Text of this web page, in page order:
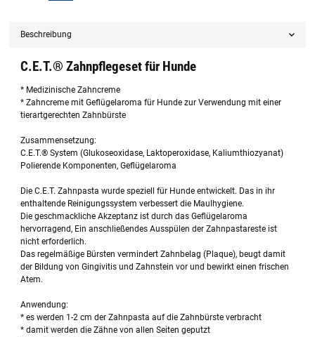
Beschreibung
C.E.T.® Zahnpflegeset für Hunde
* Medizinische Zahncreme
* Zahncreme mit Geflügelaroma für Hunde zur Verwendung mit einer
tierartgerechten Zahnbürste
Zusammensetzung:
C.E.T.® System (Glukoseoxidase, Laktoperoxidase, Kaliumthiozyanat)
Polierende Komponenten, Geflügelaroma
Die C.E.T. Zahnpasta wurde speziell für Hunde entwickelt. Das in ihr
enthaltende Reinigungssystem verbessert die Maulhygiene.
Die geschmackliche Akzeptanz ist durch das Geflügelaroma
hervorragend, Ein anschließendes Ausspülen der Zahnpastareste ist
nicht erforderlich.
Das regelmäßige Bürsten vermindert Zahnbelag (Plaque), beugt damit
der Bildung von Gingivitis und Zahnstein vor und bewirkt einen frischen
Atem.
Anwendung:
* es werden 1-2 cm der Zahnpasta auf die Zahnbürste verbracht
* damit werden die Zähne von allen Seiten geputzt